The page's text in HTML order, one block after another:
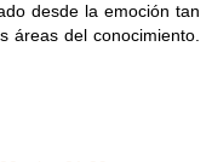
desde la emoción tan
áreas del conocimiento.